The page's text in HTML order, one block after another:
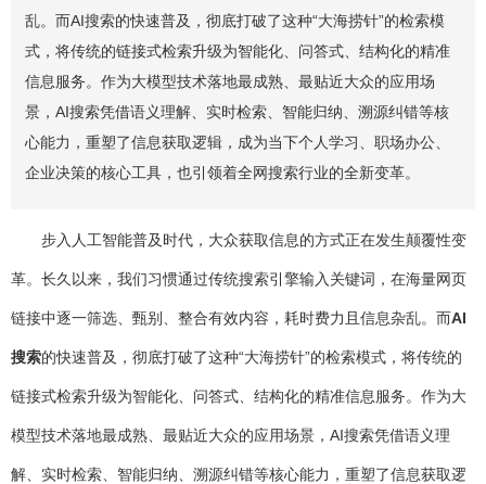
乱。而AI搜索的快速普及，彻底打破了这种“大海捞针”的检索模
式，将传统的链接式检索升级为智能化、问答式、结构化的精准
信息服务。作为大模型技术落地最成熟、最贴近大众的应用场
景，AI搜索凭借语义理解、实时检索、智能归纳、溯源纠错等核
心能力，重塑了信息获取逻辑，成为当下个人学习、职场办公、
企业决策的核心工具，也引领着全网搜索行业的全新变革。
步入人工智能普及时代，大众获取信息的方式正在发生颠覆性变
革。长久以来，我们习惯通过传统搜索引擎输入关键词，在海量网页
链接中逐一筛选、甄别、整合有效内容，耗时费力且信息杂乱。而AI
搜索的快速普及，彻底打破了这种“大海捞针”的检索模式，将传统的
链接式检索升级为智能化、问答式、结构化的精准信息服务。作为大
模型技术落地最成熟、最贴近大众的应用场景，AI搜索凭借语义理
解、实时检索、智能归纳、溯源纠错等核心能力，重塑了信息获取逻